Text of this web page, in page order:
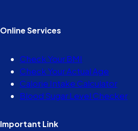
Online Services
Check Your BMI
Check Your Actual Age
Calorie Intake Calculator
Blood Sugar Level Checker
Important Link